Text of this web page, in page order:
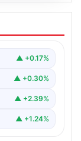
ve
ABD
▲ +0.17%
▲ +0.30%
▲ +2.39%
▲ +1.24%